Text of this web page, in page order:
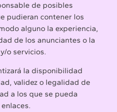
de posibles
pudieran contener los
alguno la experiencia,
de los anunciantes o la
o servicios.
la disponibilidad
validez o legalidad de
a los que se pueda